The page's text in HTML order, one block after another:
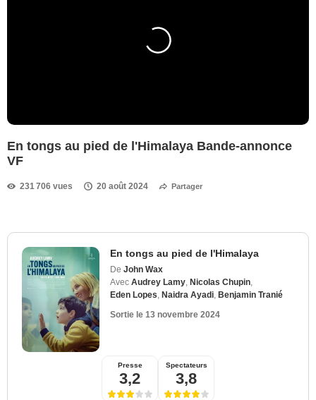
En tongs au pied de l'Himalaya Bande-annonce
VF
231 706 vues 20 août 2024 Partager
En tongs au pied de l'Himalaya
De John Wax
Avec Audrey Lamy Nicolas Chupin
Eden Lopes Naidra Ayadi Benjamin Tranié
Sortie le 13 novembre 2024
Presse
3,2
Spectateurs
3,8